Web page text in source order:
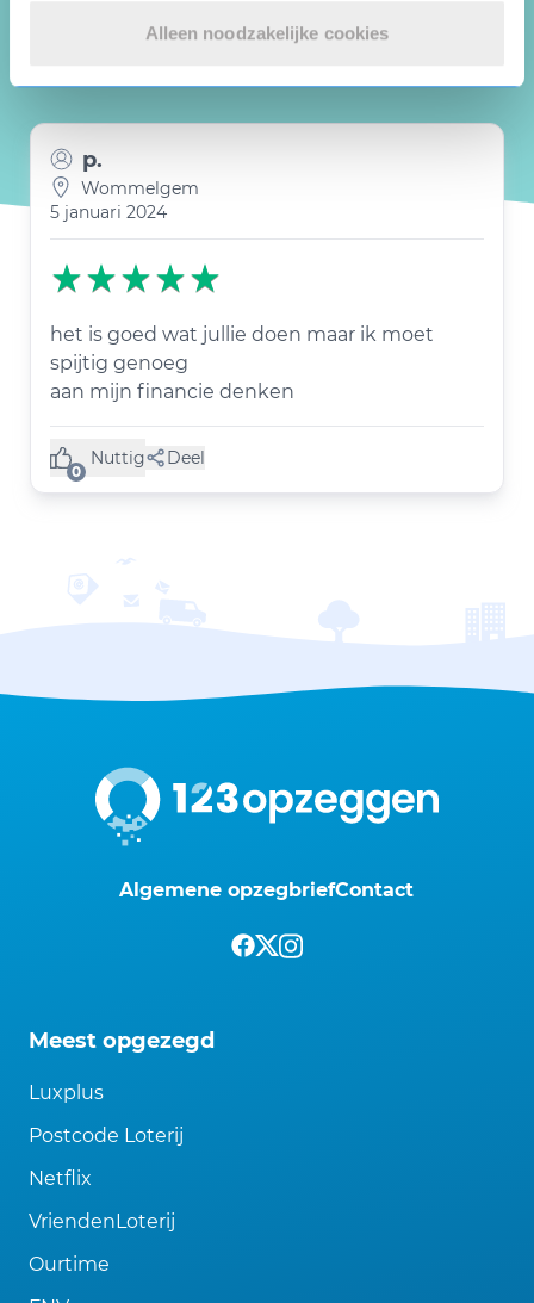
Alleen noodzakelijke cookies
Reviews
p.
Wommelgem
5 januari 2024
het is goed wat jullie doen maar ik moet
spijtig genoeg
aan mijn financie denken
0
Nuttig
(0 like) Deel
Algemene opzegbriefContact
Meest opgezegd
Luxplus
Postcode Loterij
Netflix
VriendenLoterij
Ourtime